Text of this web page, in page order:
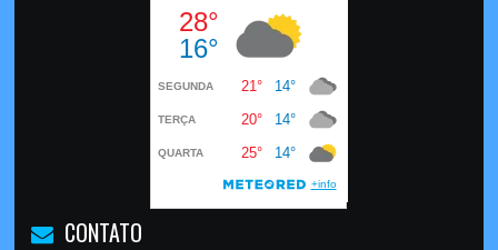
CONTATO